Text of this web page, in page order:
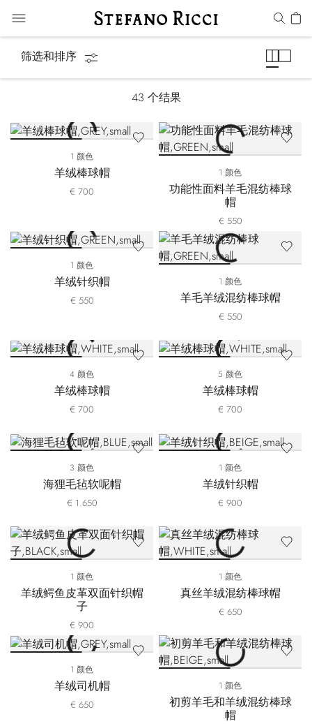
筛选和排序
43 个结果
1 颜色
羊绒棒球帽
€ 700
1 颜色
功能性面料羊毛混纺棒球
帽
€ 550
1 颜色
羊绒针织帽
€ 550
1 颜色
羊毛羊绒混纺棒球帽
€ 550
4 颜色
羊绒棒球帽
€ 700
5 颜色
羊绒棒球帽
€ 700
3 颜色
海狸毛毡软呢帽
€ 1.650
1 颜色
羊绒针织帽
€ 900
1 颜色
羊绒鳄鱼皮革双面针织帽
子
€ 900
1 颜色
真丝羊绒混纺棒球帽
€ 650
1 颜色
羊绒司机帽
€ 650
1 颜色
初剪羊毛和羊绒混纺棒球
帽